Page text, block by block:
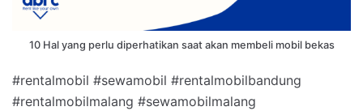
10 Hal yang perlu diperhatikan saat akan membeli mobil bekas
#rentalmobil #sewamobil #rentalmobilbandung
#rentalmobilmalang #sewamobilmalang